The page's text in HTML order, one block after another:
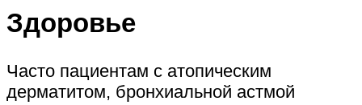
Здоровье
Часто пациентам с атопическим
дерматитом, бронхиальной астмой